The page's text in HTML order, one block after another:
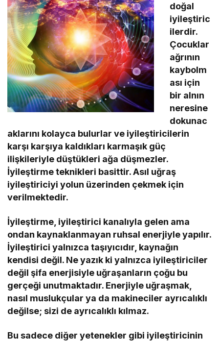
doğal
iyileştiric
ilerdir.
Çocuklar
ağrının
kaybolm
ası için
bir alnın
neresine
dokunac
aklarını kolayca bulurlar ve iyileştiricilerin
karşı karşıya kaldıkları karmaşık güç
ilişkileriyle düştükleri ağa düşmezler.
İyileştirme teknikleri basittir. Asıl uğraş
iyileştiriciyi yolun üzerinden çekmek için
verilmektedir.
İyileştirme, iyileştirici kanalıyla gelen ama
ondan kaynaklanmayan ruhsal enerjiyle yapılır.
İyileştirici yalnızca taşıyıcıdır, kaynağın
kendisi değil. Ne yazık ki yalnızca iyileştiriciler
değil şifa enerjisiyle uğraşanların çoğu bu
gerçeği unutmaktadır. Enerjiyle uğraşmak,
nasıl muslukçular ya da makineciler ayrıcalıklı
değilse; sizi de ayrıcalıklı kılmaz.
Bu sadece diğer yetenekler gibi iyileştiricinin